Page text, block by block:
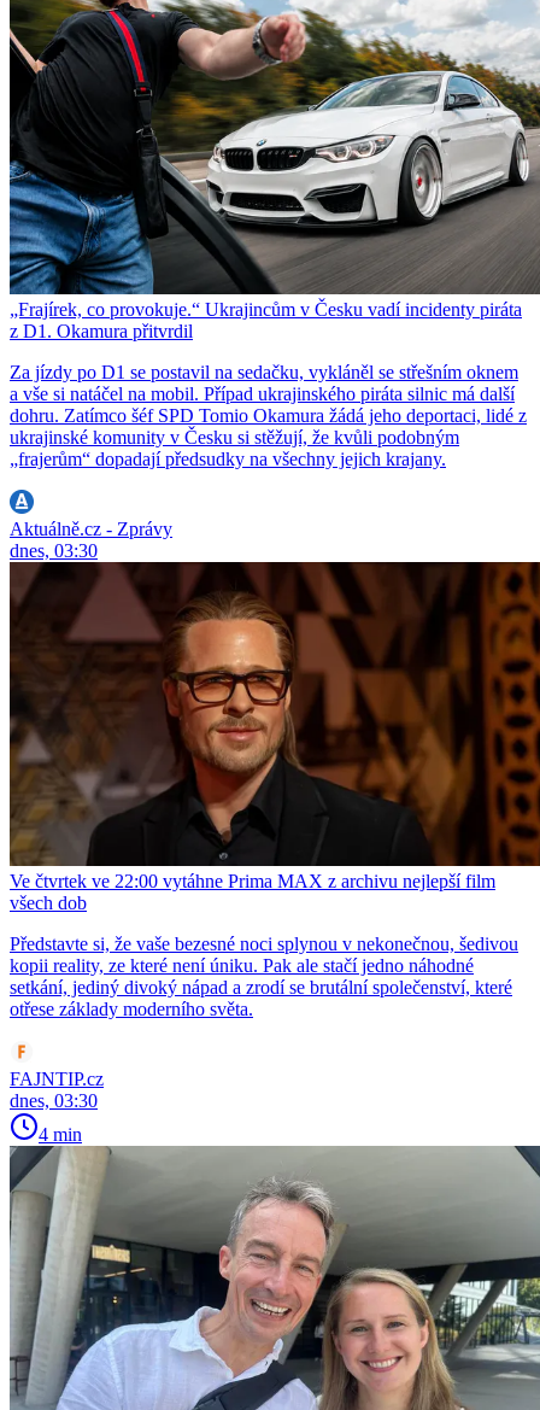
„Frajírek, co provokuje.“ Ukrajincům v Česku vadí incidenty piráta
z D1. Okamura přitvrdil
Za jízdy po D1 se postavil na sedačku, vykláněl se střešním oknem
a vše si natáčel na mobil. Případ ukrajinského piráta silnic má další
dohru. Zatímco šéf SPD Tomio Okamura žádá jeho deportaci, lidé z
ukrajinské komunity v Česku si stěžují, že kvůli podobným
„frajerům“ dopadají předsudky na všechny jejich krajany.
Aktuálně.cz - Zprávy
dnes, 03:30
Ve čtvrtek ve 22:00 vytáhne Prima MAX z archivu nejlepší film
všech dob
Představte si, že vaše bezesné noci splynou v nekonečnou, šedivou
kopii reality, ze které není úniku. Pak ale stačí jedno náhodné
setkání, jediný divoký nápad a zrodí se brutální společenství, které
otřese základy moderního světa.
FAJNTIP.cz
dnes, 03:30
4 min